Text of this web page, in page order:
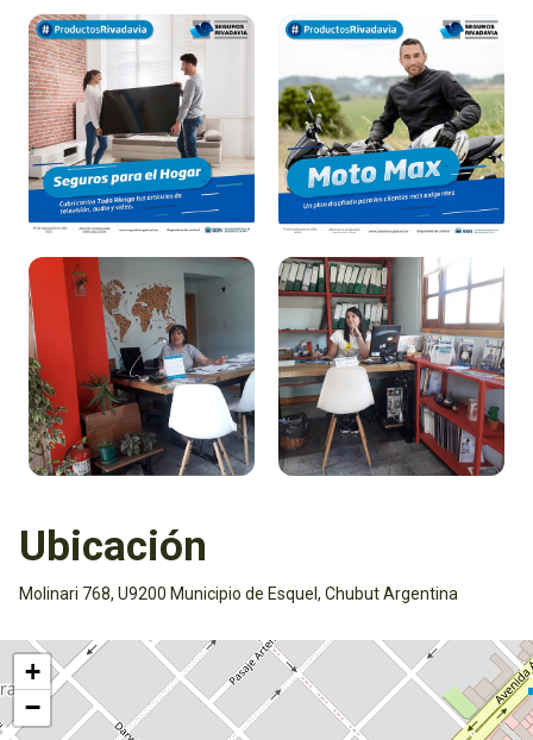
Ubicación
Molinari 768, U9200 Municipio de Esquel, Chubut Argentina
+
−
Activar mapa